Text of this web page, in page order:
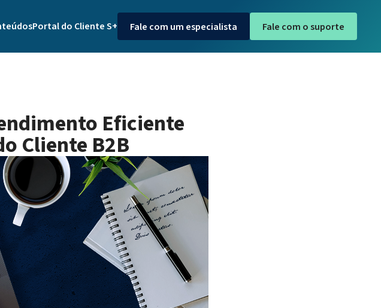
Portal do Cliente S+ Fale com um especialista Fale com o suporte
Eficiente
Cliente B2B